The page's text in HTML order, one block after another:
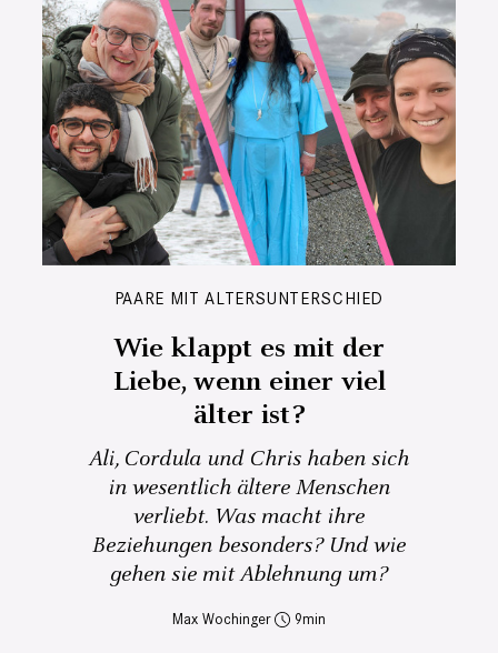
PAARE MIT ALTERSUNTERSCHIED
Wie klappt es mit der
Liebe, wenn einer viel
älter ist?
Ali, Cordula und Chris haben sich
in wesentlich ältere Menschen
verliebt. Was macht ihre
Beziehungen besonders? Und wie
gehen sie mit Ablehnung um?
Max Wochinger 9